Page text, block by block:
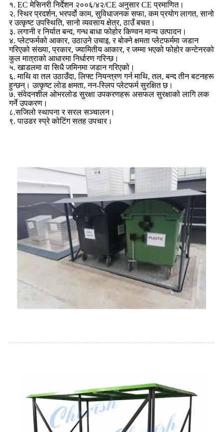
१. EC मेसिनरी निर्देशन २००६/४२/CE अनुसार CE प्रमाणित।
२. स्थिर प्रदर्शन, भरपर्दो काम, सुविधाजनक सफा, कम प्रयोग लागत, सानो
र उत्कृष्ट उपस्थिति, सानो व्यवसाय क्षेत्र, ठाउँ बचत।
३. लगानी र निर्यात बन्द, गन्ध बाधा फोहोर किण्वन मान्य उत्पादन।
४. प्लेटफर्मको आकार, उठाउने उचाइ, र बोक्ने क्षमता प्लेटफर्ममा जडान
गरिएको संख्या, प्रकार, ज्यामितीय आकार, र जम्मा भएको फोहोर कन्टेनरको
कुल मात्राको आधारमा निर्धारण गरिन्छ।
५. खाडलमा वा सिधै जमिनमा जडान गरिएको।
६. माथि वा तल उठाउँदा, लिफ्ट नियन्त्रण गर्न माथि, तल, बन्द तीन बटनहरू
हुन्छन्। उत्कृष्ट लोड क्षमता, नन-स्लिप प्लेटफर्म सुरक्षित छ।
७. संवेदनशील ओभरलोड सुरक्षा उपकरणहरू असफल सुरक्षाको लागि लक
गर्ने उपकरण।
८.सजिलो स्थापना र सरल सञ्चालन।
९. पाउडर स्प्रे कोटिंग सतह उपचार।